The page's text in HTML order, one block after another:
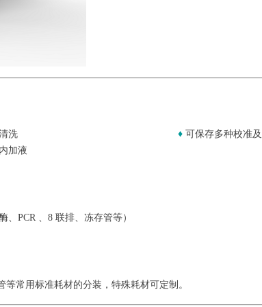
洗
加液
♦ 可保存多种校准
、PCR 、8 联排、冻存管等）
常用标准耗材的分装，特殊耗材可定制。